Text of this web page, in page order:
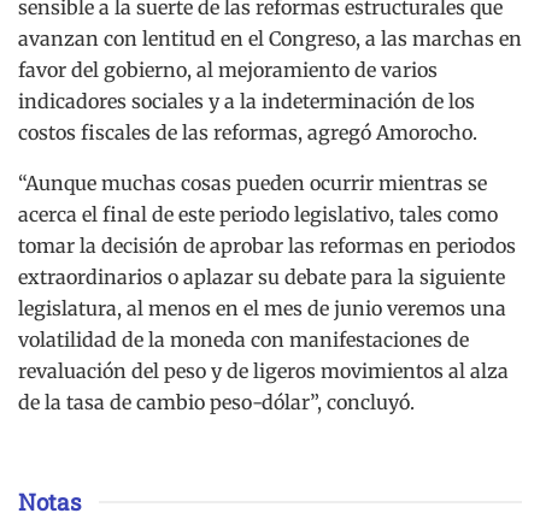
sensible a la suerte de las reformas estructurales que
avanzan con lentitud en el Congreso, a las marchas en
favor del gobierno, al mejoramiento de varios
indicadores sociales y a la indeterminación de los
costos fiscales de las reformas, agregó Amorocho.
“Aunque muchas cosas pueden ocurrir mientras se
acerca el final de este periodo legislativo, tales como
tomar la decisión de aprobar las reformas en periodos
extraordinarios o aplazar su debate para la siguiente
legislatura, al menos en el mes de junio veremos una
volatilidad de la moneda con manifestaciones de
revaluación del peso y de ligeros movimientos al alza
de la tasa de cambio peso-dólar”, concluyó.
Notas